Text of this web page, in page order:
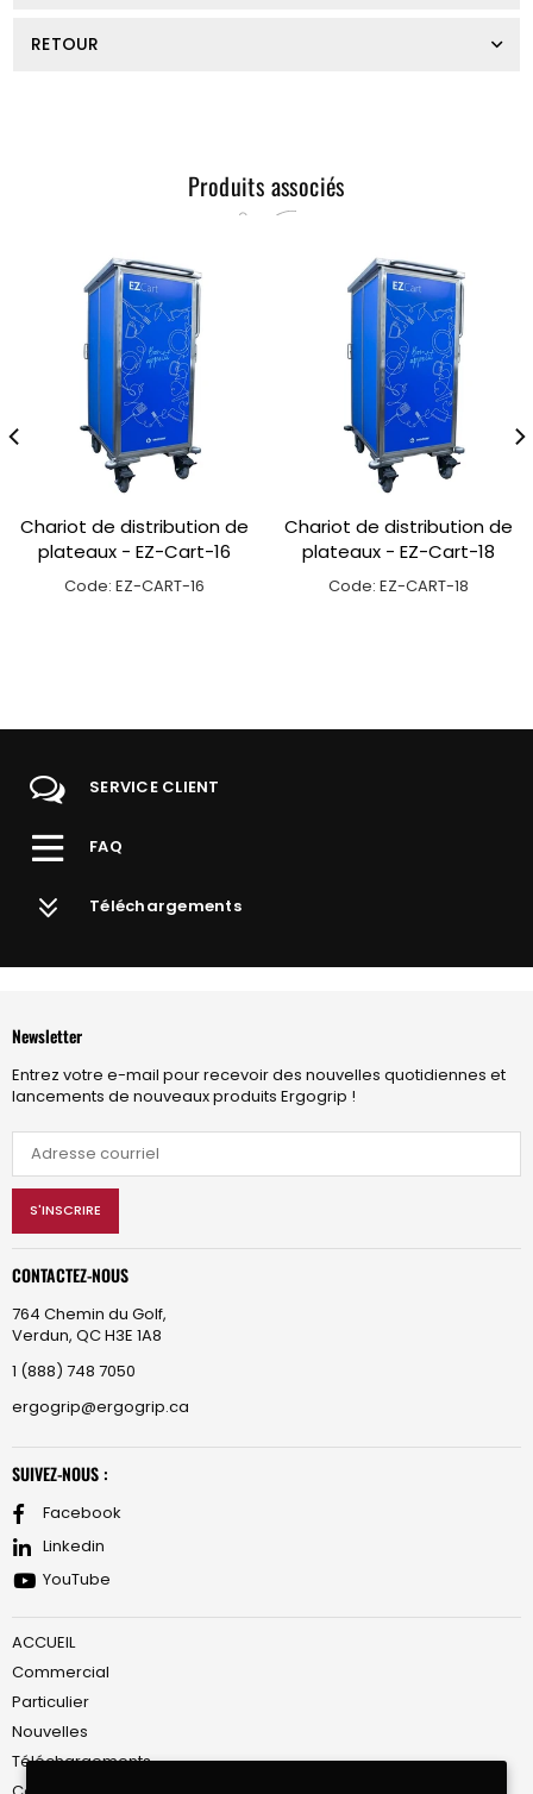
RETOUR
Produits associés
Chariot de distribution de
plateaux - EZ-Cart-16
Code: EZ-CART-16
Chariot de distribution de
plateaux - EZ-Cart-18
Code: EZ-CART-18
SERVICE CLIENT
FAQ
Téléchargements
Newsletter
Entrez votre e-mail pour recevoir des nouvelles quotidiennes et
lancements de nouveaux produits Ergogrip !
S'INSCRIRE
CONTACTEZ-NOUS
764 Chemin du Golf,
Verdun, QC H3E 1A8
1 (888) 748 7050
ergogrip@ergogrip.ca
SUIVEZ-NOUS :
Facebook
Linkedin
YouTube
ACCUEIL
Commercial
Particulier
Nouvelles
Téléchargements